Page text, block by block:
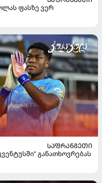
ფასზე ვერ
ᲡᲐᲤᲠᲐᲜᲒᲔᲗᲘ
განათხოვრებას